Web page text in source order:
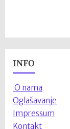
INFO
O nama
Oglašavanje
Impressum
Kontakt